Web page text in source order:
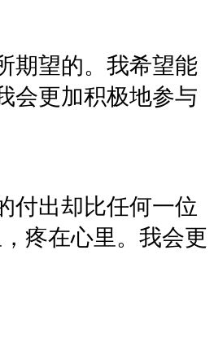
期望的。我希望能
会更加积极地参与
付出却比任何一位
疼在心里。我会更